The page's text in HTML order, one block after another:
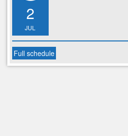
2
JUL
Full schedule